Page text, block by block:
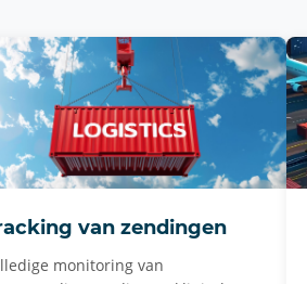
van zendingen
monitoring van